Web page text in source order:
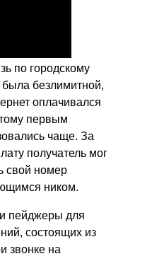
по городскому
была безлимитной,
оплачивался
первым
чаще. За
получатель мог
свой номер
ником.
пейджеры для
состоящих из
звонке на